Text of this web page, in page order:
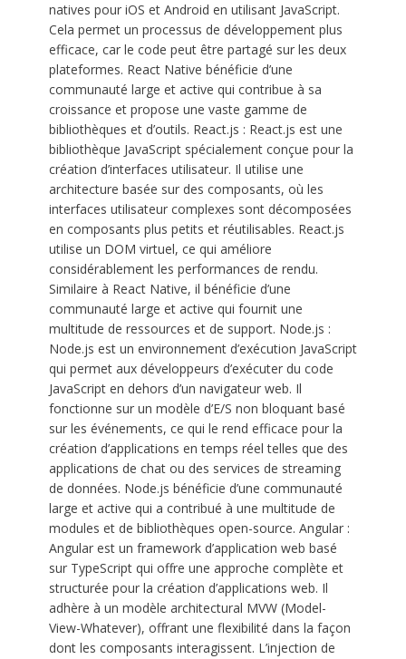
natives pour iOS et Android en utilisant JavaScript.
Cela permet un processus de développement plus
efficace, car le code peut être partagé sur les deux
plateformes. React Native bénéficie d’une
communauté large et active qui contribue à sa
croissance et propose une vaste gamme de
bibliothèques et d’outils. React.js : React.js est une
bibliothèque JavaScript spécialement conçue pour la
création d’interfaces utilisateur. Il utilise une
architecture basée sur des composants, où les
interfaces utilisateur complexes sont décomposées
en composants plus petits et réutilisables. React.js
utilise un DOM virtuel, ce qui améliore
considérablement les performances de rendu.
Similaire à React Native, il bénéficie d’une
communauté large et active qui fournit une
multitude de ressources et de support. Node.js :
Node.js est un environnement d’exécution JavaScript
qui permet aux développeurs d’exécuter du code
JavaScript en dehors d’un navigateur web. Il
fonctionne sur un modèle d’E/S non bloquant basé
sur les événements, ce qui le rend efficace pour la
création d’applications en temps réel telles que des
applications de chat ou des services de streaming
de données. Node.js bénéficie d’une communauté
large et active qui a contribué à une multitude de
modules et de bibliothèques open-source. Angular :
Angular est un framework d’application web basé
sur TypeScript qui offre une approche complète et
structurée pour la création d’applications web. Il
adhère à un modèle architectural MVW (Model-
View-Whatever), offrant une flexibilité dans la façon
dont les composants interagissent. L’injection de